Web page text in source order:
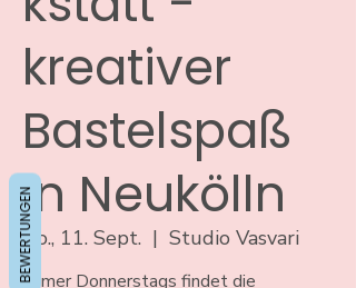
kreativer
Bastelspaß
in Neukölln
Do., 11. Sept.
  |
Studio Vasvari
Immer Donnerstags findet die
BEWERTUNGEN